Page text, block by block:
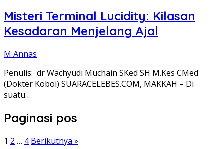
Misteri Terminal Lucidity: Kilasan
Kesadaran Menjelang Ajal
M Annas
Penulis: dr Wachyudi Muchain SKed SH M.Kes CMed
(Dokter Koboi) SUARACELEBES.COM, MAKKAH – Di
suatu…
Paginasi pos
1 2 … 4 Berikutnya »